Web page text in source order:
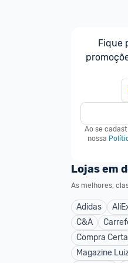
Fique
Ao se
nossa
Lojas em
As melhores,
Adidas
C&A
Compra Certa
Magazine